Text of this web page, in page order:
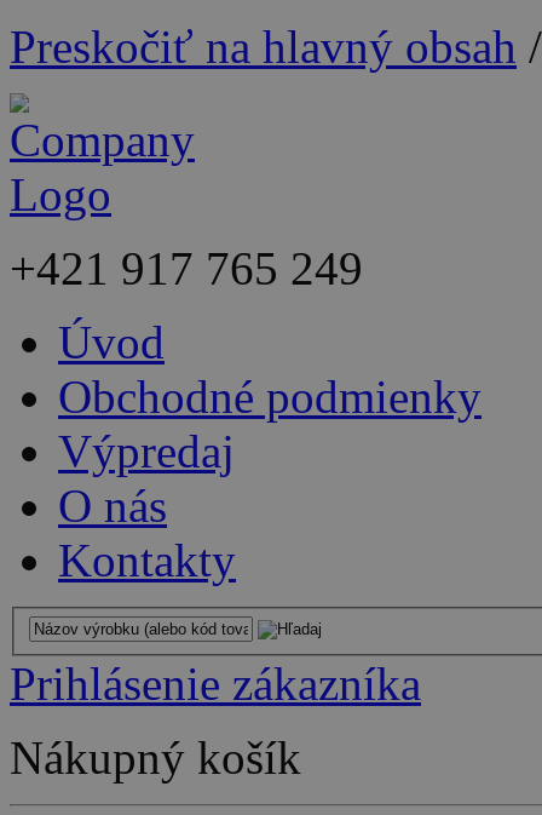
Preskočiť na hlavný obsah
+421 917 765 249
Úvod
Obchodné podmienky
Výpredaj
O nás
Kontakty
Prihlásenie zákazníka
Nákupný košík